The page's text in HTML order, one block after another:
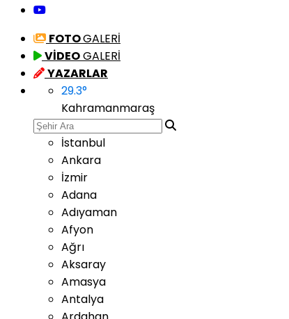
FOTOGALERİ
VİDEOGALERİ
YAZARLAR
29.3°
Kahramanmaraş
İstanbul
Ankara
İzmir
Adana
Adıyaman
Afyon
Ağrı
Aksaray
Amasya
Antalya